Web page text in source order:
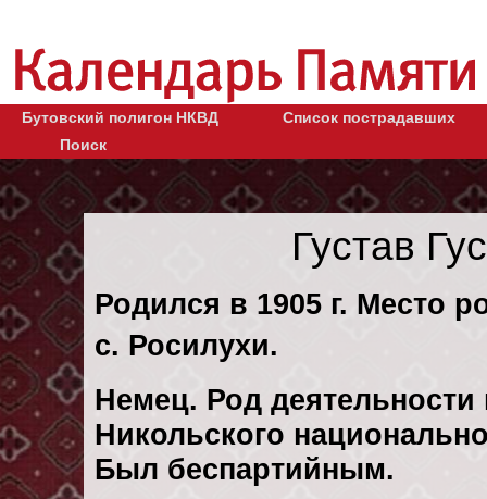
Бутовский полигон НКВД
Список пострадавших
Поиск
Густав
Родился в 1905 г. Место
с. Росилухи.
Немец. Род
Никольского
Был беспартийным.